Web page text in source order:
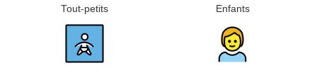
Tout-petits Enfants